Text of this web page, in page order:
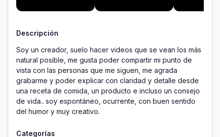
Descripción
Soy un creador, suelo hacer videos que se vean los más
natural posible, me gusta poder compartir mi punto de
vista con las personas que me siguen, me agrada
grabarme y poder explicar con claridad y detalle desde
una receta de comida, un producto e incluso un consejo
de vida.. soy espontáneo, ocurrente, con buen sentido
del humor y muy creativo.
Categorías